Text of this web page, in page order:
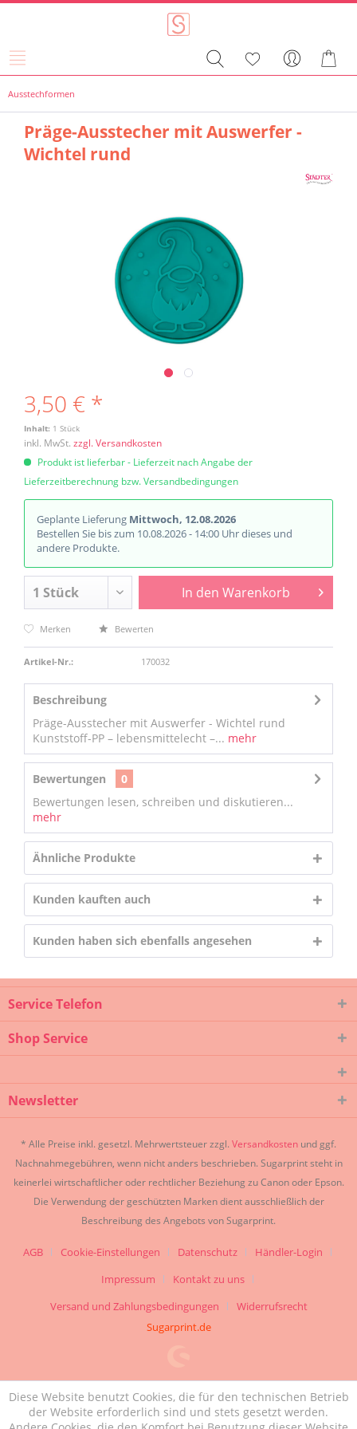
Ausstechformen
Präge-Ausstecher mit Auswerfer -
Wichtel rund
3,50 € *
Inhalt: 1 Stück
inkl. MwSt. zzgl. Versandkosten
Produkt ist lieferbar - Lieferzeit nach Angabe der
Lieferzeitberechnung bzw. Versandbedingungen
Geplante Lieferung Mittwoch, 12.08.2026
Bestellen Sie bis zum 10.08.2026 - 14:00 Uhr dieses und
andere Produkte.
In den Warenkorb
Merken Bewerten
Artikel-Nr.: 170032
Beschreibung
Präge-Ausstecher mit Auswerfer - Wichtel rund
Kunststoff-PP – lebensmittelecht –... mehr
Bewertungen
0
Bewertungen lesen, schreiben und diskutieren...
mehr
Ähnliche Produkte
Kunden kauften auch
Kunden haben sich ebenfalls angesehen
Service Telefon
Shop Service
Newsletter
* Alle Preise inkl. gesetzl. Mehrwertsteuer zzgl. Versandkosten und ggf.
Nachnahmegebühren, wenn nicht anders beschrieben. Sugarprint steht in
keinerlei wirtschaftlicher oder rechtlicher Beziehung zu Canon oder Epson.
Die Verwendung der geschützten Marken dient ausschließlich der
Beschreibung des Angebots von Sugarprint.
AGB Cookie-Einstellungen Datenschutz
Händler-Login
Impressum
Kontakt zu uns
Versand und Zahlungsbedingungen
Widerrufsrecht
Sugarprint.de
Diese Website benutzt Cookies, die für den technischen Betrieb
der Website erforderlich sind und stets gesetzt werden.